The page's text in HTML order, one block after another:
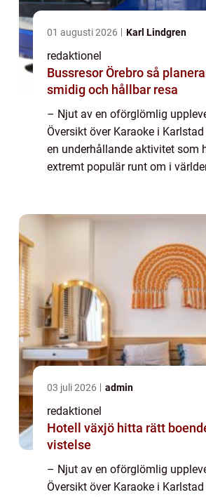
01 augusti 2026 Karl Lindgren
redaktionel
Bussresor Örebro så planerar du en
smidig och hållbar resa
– Njut av en oförglömlig
Översikt över Karaoke i
en underhållande aktivitet som
extremt populär runt om i
03 juli 2026 admin
redaktionel
Hotell växjö hitta rätt boende för din
vistelse
– Njut av en oförglömlig
Översikt över Karaoke i